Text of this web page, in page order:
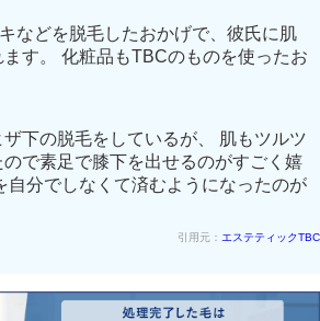
などを脱毛したおかげで、彼氏に肌
す。 化粧品もTBCのものを使ったお
下の脱毛をしているが、 肌もツルツ
で素足で膝下を出せるのがすごく嬉
自分でしなくて済むようになったのが
引用元： エステティックTBC